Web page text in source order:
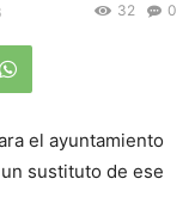
0
32
el ayuntamiento
sustituto de ese